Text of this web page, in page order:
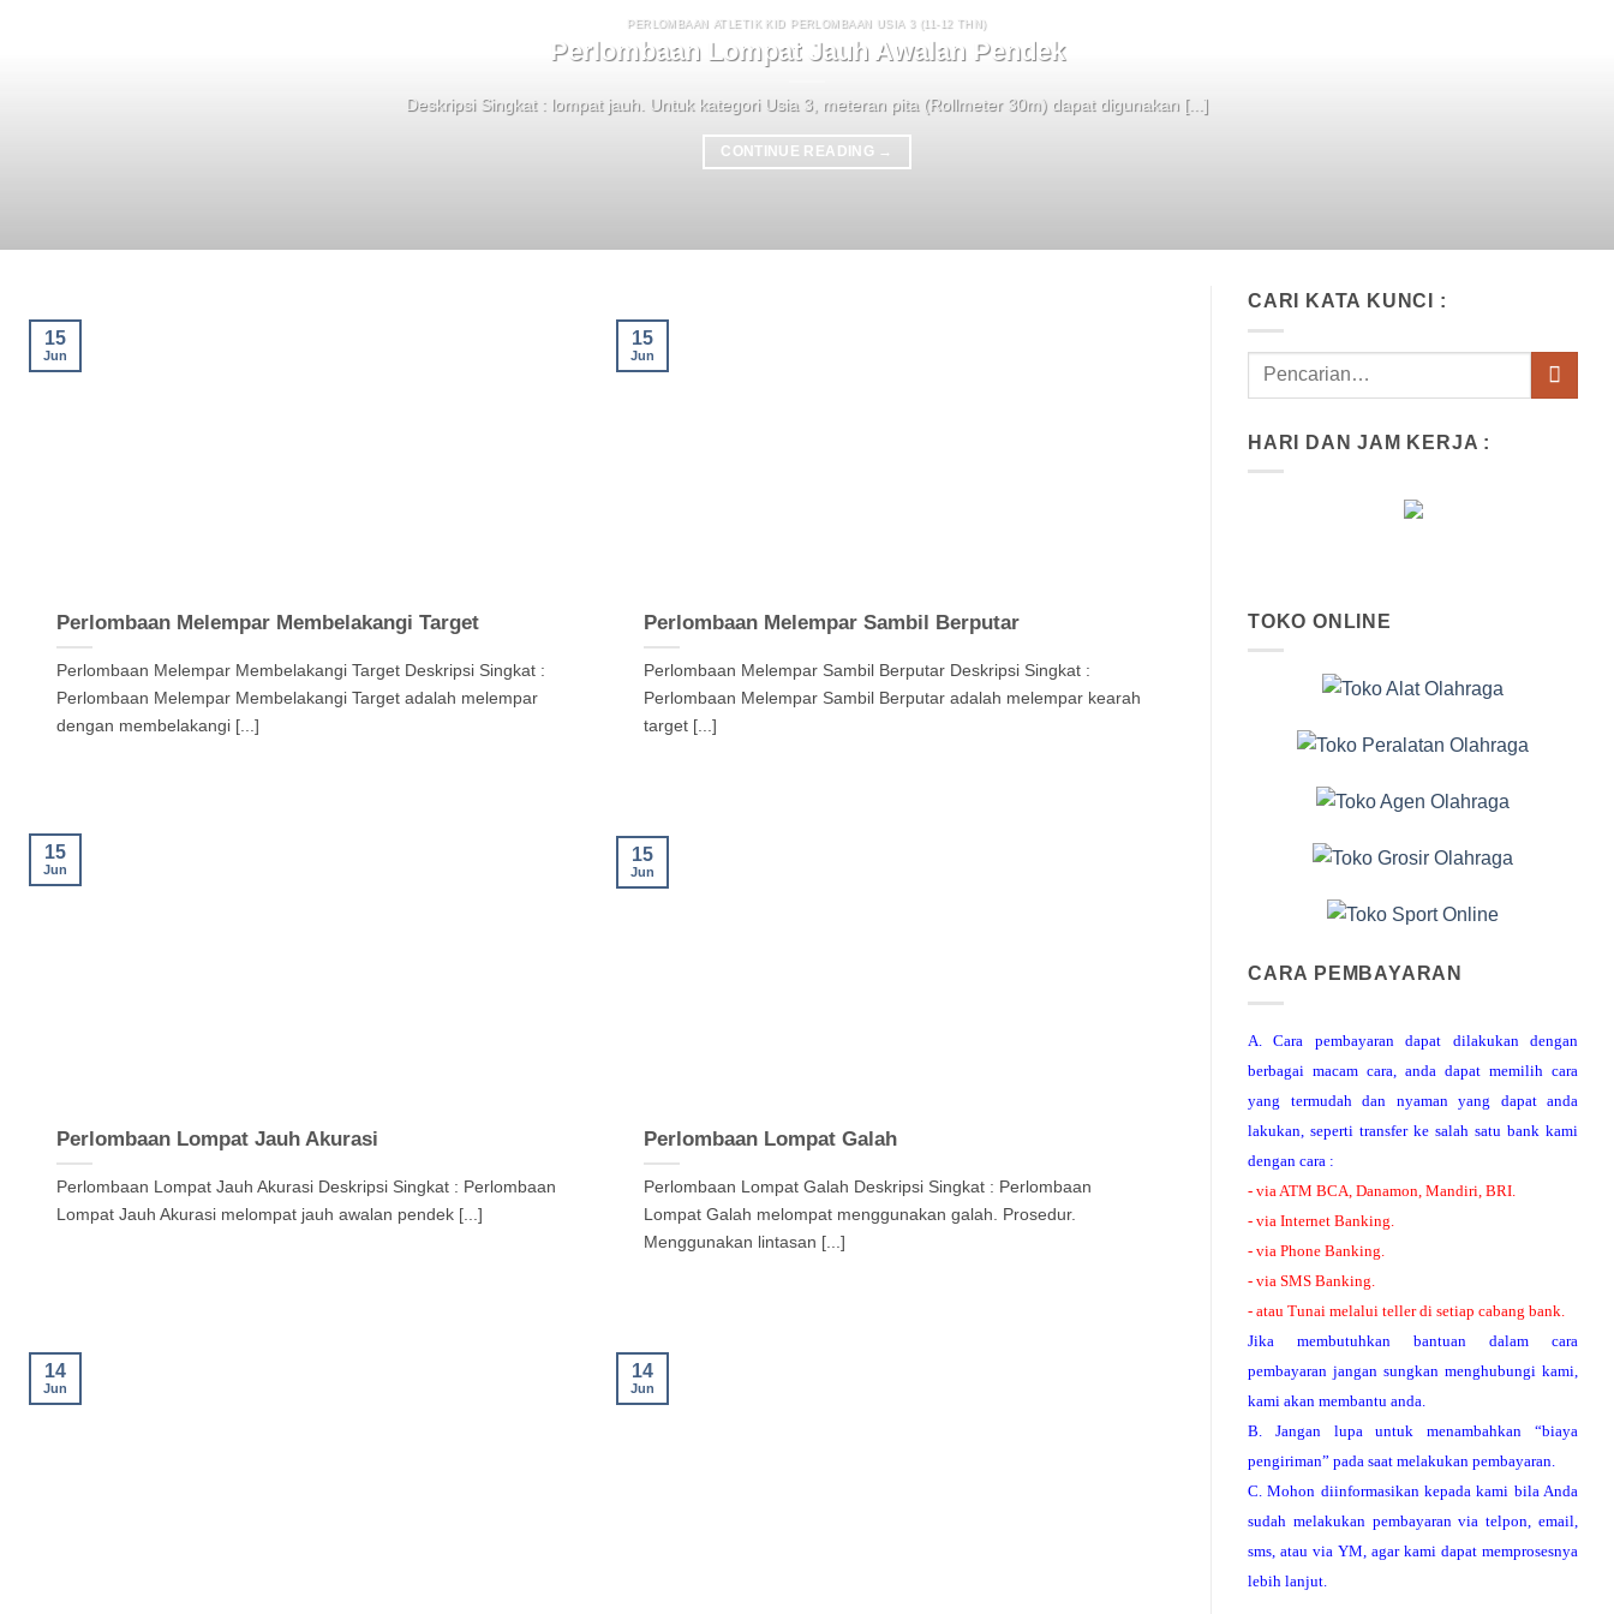
PERLOMBAAN ATLETIK KID PERLOMBAAN USIA 3 (11-12 THN)
Perlombaan Lompat Jauh Awalan Pendek
Deskripsi Singkat : lompat jauh. Untuk kategori Usia 3, meteran pita (Rollmeter 30m) dapat digunakan [...]
CONTINUE READING →
Perlombaan Melempar Membelakangi Target
Perlombaan Melempar Membelakangi Target Deskripsi Singkat :
Perlombaan Melempar Membelakangi Target adalah melempar
dengan membelakangi [...]
15
Jun
Perlombaan Melempar Sambil Berputar
Perlombaan Melempar Sambil Berputar Deskripsi Singkat :
Perlombaan Melempar Sambil Berputar adalah melempar kearah
target [...]
15
Jun
Perlombaan Lompat Jauh Akurasi
Perlombaan Lompat Jauh Akurasi Deskripsi Singkat : Perlombaan
Lompat Jauh Akurasi melompat jauh awalan pendek [...]
15
Jun
Perlombaan Lompat Galah
Perlombaan Lompat Galah Deskripsi Singkat : Perlombaan
Lompat Galah melompat menggunakan galah. Prosedur.
Menggunakan lintasan [...]
15
Jun
14
Jun
14
Jun
CARI KATA KUNCI :
HARI DAN JAM KERJA :
TOKO ONLINE
CARA PEMBAYARAN
A. Cara pembayaran dapat dilakukan dengan
berbagai macam cara, anda dapat memilih cara
yang termudah dan nyaman yang dapat anda
lakukan, seperti transfer ke salah satu bank kami
dengan cara :
- via ATM BCA, Danamon, Mandiri, BRI.
- via Internet Banking.
- via Phone Banking.
- via SMS Banking.
- atau Tunai melalui teller di setiap cabang bank.
Jika membutuhkan bantuan dalam cara
pembayaran jangan sungkan menghubungi kami,
kami akan membantu anda.
B. Jangan lupa untuk menambahkan “biaya
pengiriman” pada saat melakukan pembayaran.
C. Mohon diinformasikan kepada kami bila Anda
sudah melakukan pembayaran via telpon, email,
sms, atau via YM, agar kami dapat memprosesnya
lebih lanjut.